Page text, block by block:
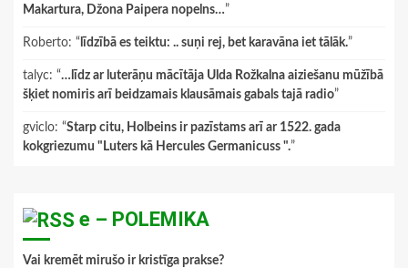
Makartura, Džona Paipera nopelns…”
Roberto: “ līdzībā es teiktu: .. suņi rej, bet karavāna iet tālāk.”
talyc: “…līdz ar luterāņu mācītāja Ulda Rožkalna aiziešanu mūžībā
šķiet nomiris arī beidzamais klausāmais gabals tajā radio”
gviclo: “Starp citu, Holbeins ir pazīstams arī ar 1522. gada
kokgriezumu "Luters kā Hercules Germanicuss ".”
e – POLEMIKA
Vai kremēt mirušo ir kristīga prakse?